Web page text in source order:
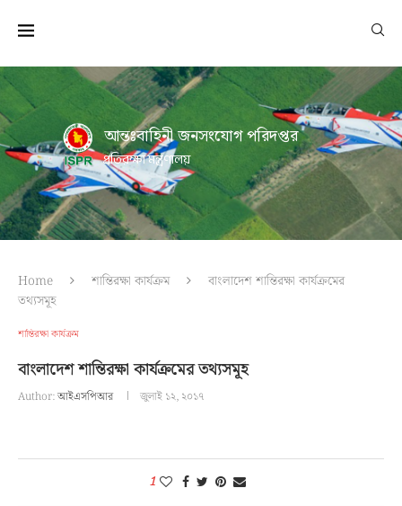
আন্তঃবাহিনী জনসংযোগ পরিদপ্তর
প্রতিরক্ষা মন্ত্রণালয়
Home শান্তিরক্ষা কার্যক্রম
বাংলাদেশ শান্তিরক্ষা কার্যক্রমের
তথ্যসমূহ
শান্তিরক্ষা কার্যক্রম
বাংলাদেশ শান্তিরক্ষা কার্যক্রমের তথ্যসমূহ
Author:আইএসপিআর জুলাই ১২, ২০১৭
1